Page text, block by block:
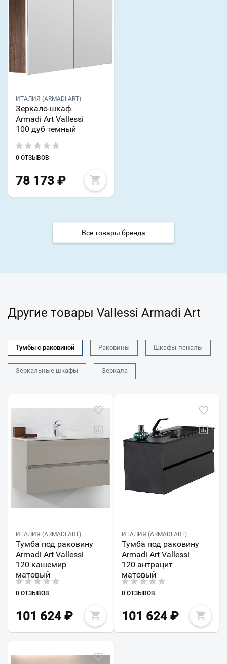
ИТАЛИЯ (ARMADI ART)
Зеркало-шкаф
Armadi Art Vallessi
100 дуб темный
0 ОТЗЫВОВ
78 173 ₽
Все товары бренда
Другие товары Vallessi Armadi Art
Тумбы с раковиной Раковины Шкафы-пеналы
Зеркальные шкафы Зеркала
ИТАЛИЯ (ARMADI ART)
Тумба под раковину
Armadi Art Vallessi
120 кашемир
матовый
0 ОТЗЫВОВ
101 624 ₽
ИТАЛИЯ (ARMADI ART)
Тумба под раковину
Armadi Art Vallessi
120 антрацит
матовый
0 ОТЗЫВОВ
101 624₽